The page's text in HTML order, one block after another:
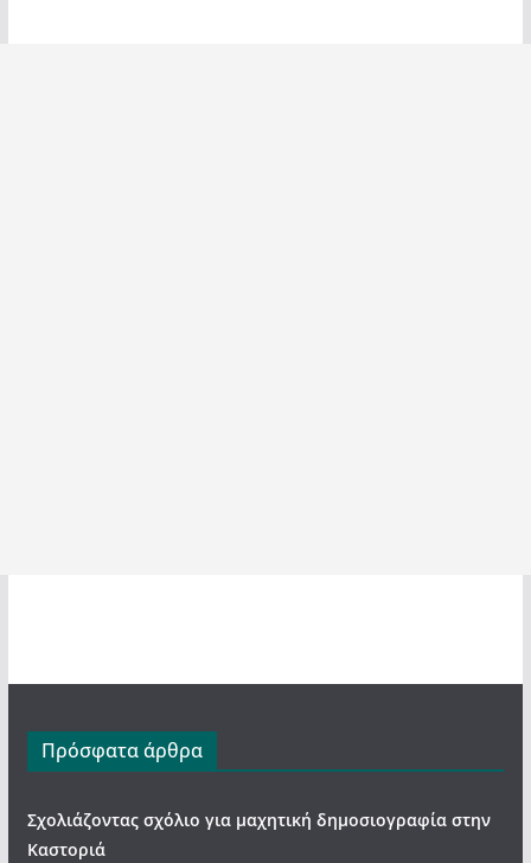
Πρόσφατα άρθρα
Σχολιάζοντας σχόλιο για μαχητική δημοσιογραφία στην
Καστοριά